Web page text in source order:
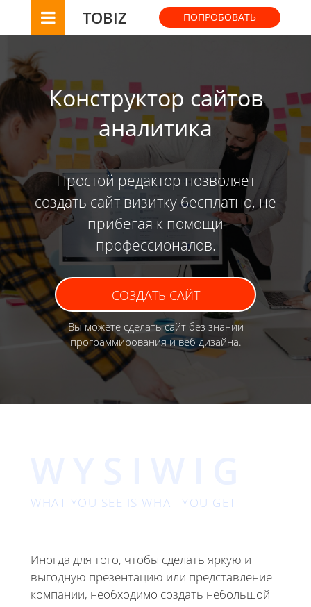
TOBIZ ПОПРОБОВАТЬ
Конструктор сайтов
аналитика
Простой редактор позволяет
создать сайт визитку бесплатно, не
прибегая к помощи
профессионалов.
СОЗДАТЬ САЙТ
Вы можете сделать сайт без знаний
программирования и веб дизайна.
WHAT YOU SEE IS WHAT YOU GET
Иногда для того, чтобы сделать яркую и
выгодную презентацию или представление
компании, необходимо создать небольшой